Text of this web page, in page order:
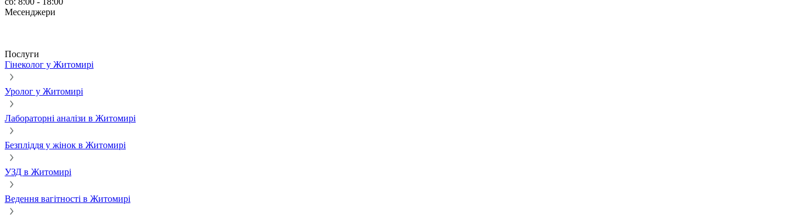
Месенджери
Послуги
Гінеколог у Житомирі
Уролог у Житомирі
Лабораторні аналізи в Житомирі
Безпліддя у жінок в Житомирі
УЗД в Житомирі
Ведення вагітності в Житомирі